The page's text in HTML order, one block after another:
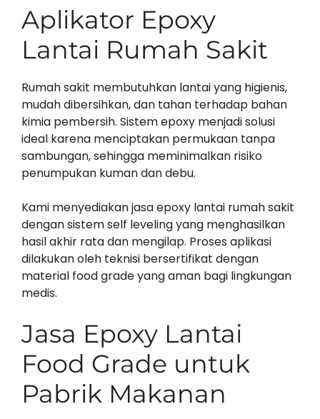
Aplikator Epoxy
Lantai Rumah Sakit
Rumah sakit membutuhkan lantai yang higienis,
mudah dibersihkan, dan tahan terhadap bahan
kimia pembersih. Sistem epoxy menjadi solusi
ideal karena menciptakan permukaan tanpa
sambungan, sehingga meminimalkan risiko
penumpukan kuman dan debu.
Kami menyediakan jasa epoxy lantai rumah sakit
dengan sistem self leveling yang menghasilkan
hasil akhir rata dan mengilap. Proses aplikasi
dilakukan oleh teknisi bersertifikat dengan
material food grade yang aman bagi lingkungan
medis.
Jasa Epoxy Lantai
Food Grade untuk
Pabrik Makanan